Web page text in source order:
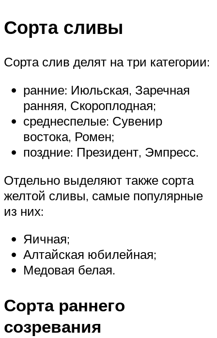
Сорта сливы
Сорта слив делят на три категории:
ранние: Июльская, Заречная
ранняя, Скороплодная;
среднеспелые: Сувенир
востока, Ромен;
поздние: Президент, Эмпресс.
Отдельно выделяют также сорта
желтой сливы, самые популярные
из них:
Яичная;
Алтайская юбилейная;
Медовая белая.
Сорта раннего
созревания